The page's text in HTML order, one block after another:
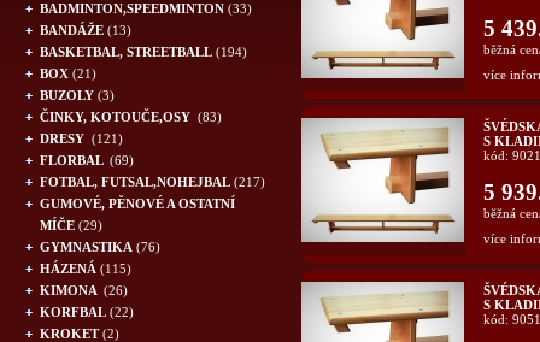
BADMINTON,SPEEDMINTON (33)
BANDÁŽE (13)
BASKETBAL, STREETBALL (194)
BOX (21)
BUZOLY (3)
ČINKY, KOTOUČE,OSY (83)
DRESY (121)
FLORBAL (69)
FOTBAL, FUTSAL,NOHEJBAL (217)
GUMOVÉ, PĚNOVÉ A OSTATNÍ
MÍČE (29)
GYMNASTIKA (76)
HÁZENÁ (115)
KIMONA (26)
KORFBAL (22)
KROKET(2)
5
běžná
více
S
kód: 9021
5
běžná
více
S
kód: 9051